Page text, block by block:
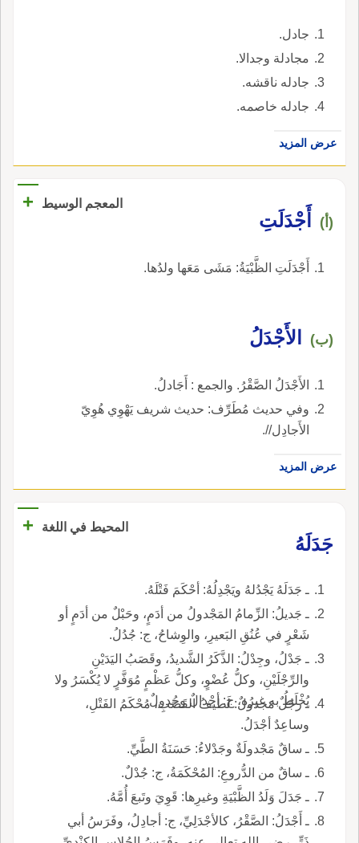
جادل.
مجادلة وجدالا.
جادله ناقشه.
جادله خاصمه.
عرض المزيد
المعجم الوسيط +
(أ) أَجْدَلَتِ
أَجْدَلَتِ الظَّبْيَةُ: مَشَى مَعَها ولدُها.
(ب) الأَجْدَلُ
الأَجْدَلُ الصَّقْرُ. والجمع : أَجَادلُ.
وفي حديث مُطَرِّف: حديث شريف يَهْوِي هُوِيّ
الأَجادِل//.
عرض المزيد
المحيط في اللغة
+
جَدَلَهُ
ـ جَدَلَهُ يَجْدُلهُ ويَجْدِلُهُ: أحْكَمَ فَتْلَهُ.
ـ جَديلُ: الزِّمامُ المَجْدولُ من أدَمٍ، وحَبْلٌ من أدَمٍ أو
شَعْرٍ في عُنُقِ البَعيرِ، والوِشاحُ، ج: جُدُلُ.
ـ جَدْلُ، وجِدْلُ: الذَّكَرُ الشَّديدُ، وقَصَبُ اليَدَيْنِ
والرِّجْلَيْنِ، وكلُّ عُضْوٍ، وكلُّ عَظْمٍ مُوَفَّرٍ لا يُكْسَرُ ولا
يُخْلَطُ به غيرُه، ج: أجْدالٌ وجُدولٌ.
ـ رجُلٌ مَجدولٌ: لَطيفُ القَصَبِ، مُحْكَمُ الفَتْلِ،
وساعِدٌ أجْدَلُ.
ـ ساقٌ مَجْدولَةٌ وجَدْلاءُ: حَسَنَةُ الطَّيِّ.
ـ ساقٌ من الدُّروعِ: المُحْكَمَةُ، ج: جُدْلٌ.
ـ جَدَلَ وَلَدُ الظَّبْيَةِ وغيرِها: قَوِيَ وتَبعَ أُمَّهُ.
ـ أَجْدَلُ: الصَّقْرُ، كالأجْدَلِيِّ، ج: أجادِلُ، وفَرَسُ أبي